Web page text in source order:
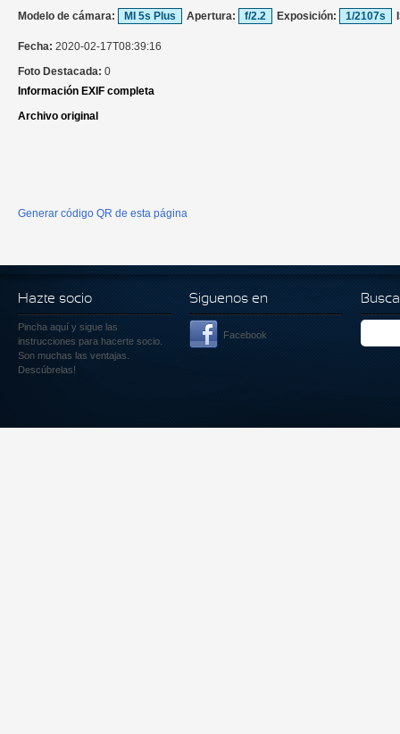
Modelo de cámara: MI 5s Plus Apertura: f/2.2 Exposición: 1/2107s
Fecha: 2020-02-17T08:39:16
Foto Destacada: 0
Información EXIF completa
Archivo original
Generar código QR de esta página
Hazte socio
Pincha aquí y sigue las
instrucciones para hacerte socio.
Son muchas las ventajas.
Descúbrelas!
Siguenos en
Facebook